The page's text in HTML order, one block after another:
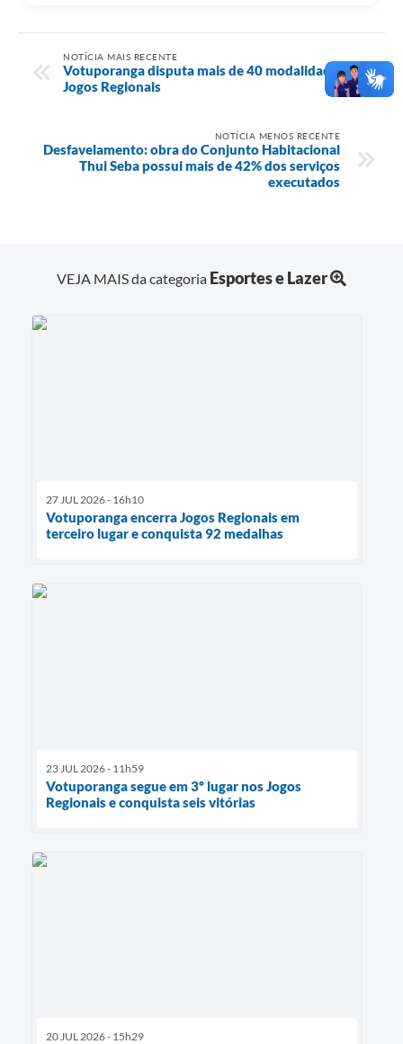
NOTÍCIA MAIS RECENTE
Votuporanga disputa mais de 40 modalidades nos
Jogos Regionais
NOTÍCIA MENOS RECENTE
Desfavelamento: obra do Conjunto Habitacional
Thui Seba possui mais de 42% dos serviços
executados
VEJA MAIS da categoria Esportes e Lazer
27 JUL 2026 - 16h10
Votuporanga encerra Jogos Regionais em
terceiro lugar e conquista 92 medalhas
23 JUL 2026 - 11h59
Votuporanga segue em 3º lugar nos Jogos
Regionais e conquista seis vitórias
20 JUL 2026 - 15h29